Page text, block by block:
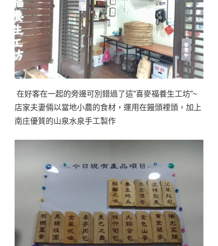
在好客在一起的旁邊可別錯過了這”喜麥福養生工坊”~
店家夫妻倆以當地小農的食材，運用在饅頭裡頭，加上
南庄優質的山泉水泉手工製作